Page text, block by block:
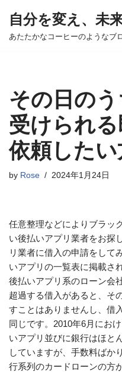
コ
ツ
へ
ス
キ
ッ
プ
自分を変え、未
あたたかなコーヒーのようなブ
その日の
受けられ
依頼したい
by Rose 2024年1月24日
任意整理などによりブラッ
い後払いアプリ業者をお探
リ業者に借入の申請をして
いアプリの一覧表に掲載さ
後払いアプリ系のローン会
超過する借入があると、そ
すことはありませんし、借
同じです。2010年6月にお
いアプリ並びに銀行はほと
していますが、手数料ばか
行系列のカードローンの方